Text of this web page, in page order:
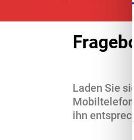
Laden Sie
ihn